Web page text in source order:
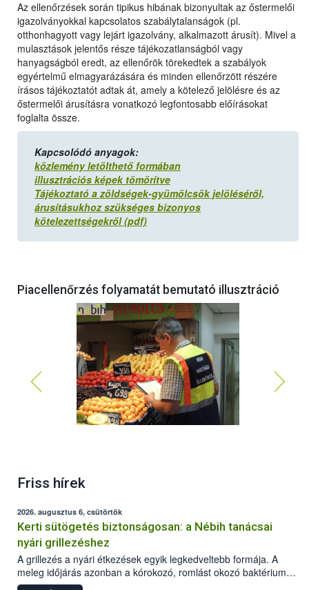
Az ellenőrzések során tipikus hibának bizonyultak az őstermelői
igazolványokkal kapcsolatos szabálytalanságok (pl.
otthonhagyott vagy lejárt igazolvány, alkalmazott árusít). Mivel a
mulasztások jelentős része tájékozatlanságból vagy
hanyagságból eredt, az ellenőrök törekedtek a szabályok
egyértelmű elmagyarázására és minden ellenőrzött részére
írásos tájékoztatót adtak át, amely a kötelező jelölésre és az
őstermelői árusításra vonatkozó legfontosabb előírásokat
foglalta össze.
Kapcsolódó anyagok:
közlemény letölthető formában
illusztrációs képek tömörítve
Tájékoztató a zöldségek-gyümölcsök jelöléséről,
árusításukhoz szükséges bizonyos
kötelezettségekről (pdf)
Piacellenőrzés folyamatát bemutató illusztráció
Friss hírek
2026. augusztus 6, csütörtök
Kerti sütögetés biztonságosan: a Nébih tanácsai
nyári grillezéshez
A grillezés a nyári étkezések egyik legkedveltebb formája. A
meleg időjárás azonban a kórokozó, romlást okozó baktériumok
gyorsabb szaporodásának is kedvez. A szabadtéri sütögetés